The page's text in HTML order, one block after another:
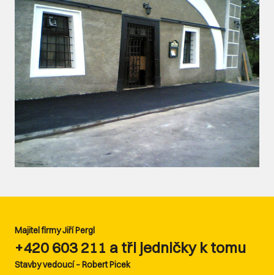
Majitel firmy Jiří Pergl
+420 603 211 a tři jedničky k tomu
Stavby vedoucí – Robert Picek